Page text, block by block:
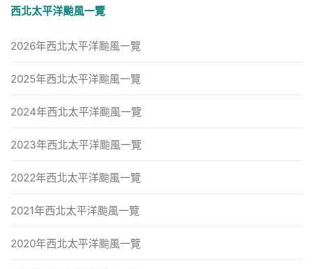
字:
西北太平洋颱風一覽
2026年西北太平洋颱風一覽
2025年西北太平洋颱風一覽
2024年西北太平洋颱風一覽
2023年西北太平洋颱風一覽
2022年西北太平洋颱風一覽
2021年西北太平洋颱風一覽
2020年西北太平洋颱風一覽